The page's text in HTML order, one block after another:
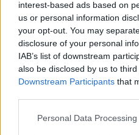
interest-based ads based on
us or personal information
your opt-out. You may
disclosure of your personal
IAB’s list of downstream
also be disclosed by us to
Downstream Participants that
Please note that this website/
Personal Data
húzódásnak tűnt, nem
A sorozatos vizsgálatok
hogy sportsérvem van,
Tudtuk, hogy idővel
egy olyan probléma, ami
nem okozott olyan erős
tudtam volna játszani,
beavatkozást az orvosi